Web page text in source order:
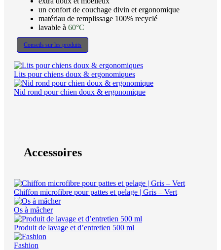
un confort de couchage divin et ergonomique
matériau de remplissage 100% recyclé
lavable à 60°C
Conseils sur les produits
Lits pour chiens doux & ergonomiques
Nid rond pour chien doux & ergonomique
Accessoires
Chiffon microfibre pour pattes et pelage | Gris – Vert
Os à mâcher
Produit de lavage et d’entretien 500 ml
Fashion